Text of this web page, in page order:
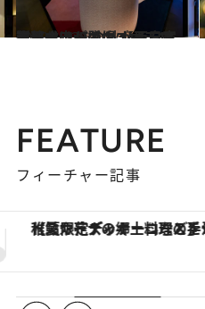
2023.10.30
フォーシーズンズホテル京都では この秋から自家製熟成肉が登場 【西日本注目ホテルのニュース18選】
旅＆お出かけ
FEATURE
フィーチャー記事
【銀座で出合う最旬美容】美髪ケアや上質な眠り…セルフケアのアップデートから、特別な名入れギフ